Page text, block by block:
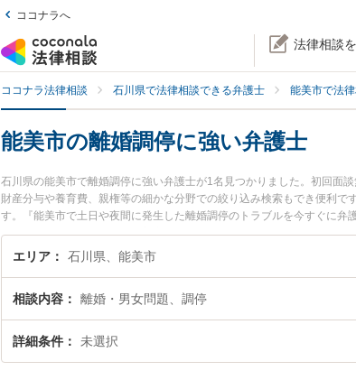
ココナラへ
法律相談
ココナラ法律相談 石川県で法律相談できる弁護士 能美市で法
能美市の離婚調停に強い弁護士
石川県の能美市で離婚調停に強い弁護士が1名見つかりました。初回面
財産分与や養育費、親権等の細かな分野での絞り込み検索もでき便利
す。『能美市で土日や夜間に発生した離婚調停のトラブルを今すぐに
離婚調停を法律相談できる能美市内の弁護士に相談予約したい』などで
エリア 石川県、能美市
相談内容 離婚・男女問題、調停
詳細条件 未選択